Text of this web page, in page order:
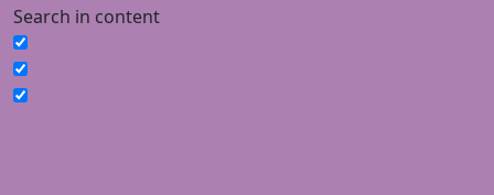
Search in content